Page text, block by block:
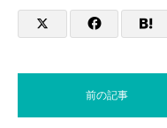
前の記事